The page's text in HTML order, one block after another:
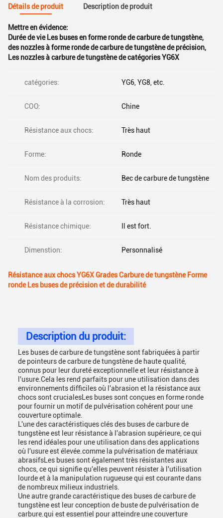
Détails de produit Description de produit
Mettre en évidence:
Durée de vie Les buses en forme ronde de carbure de tungstène,
des nozzles à forme ronde de carbure de tungstène de précision,
Les nozzles à carbure de tungstène de catégories YG6X
catégories: YG6, YG8, etc.
COO: Chine
Résistance aux chocs: Très haut
Forme: Ronde
Nom des produits: Bec de carbure de tungstène
Résistance à la corrosion: Très haut
Résistance chimique: Il est fort.
Dimenstion: Personnalisé
Résistance aux chocs YG6X Grades Carbure de tungstène Forme
ronde Les buses de précision et de durabilité
Description du produit:
Les buses de carbure de tungstène sont fabriquées à partir
de pointeurs de carbure de tungstène de haute qualité,
connus pour leur dureté exceptionnelle et leur résistance à
l'usure.Cela les rend parfaits pour une utilisation dans des
environnements difficiles où l'abrasion et la résistance aux
chocs sont crucialesLes buses sont conçues en forme ronde
pour fournir un motif de pulvérisation cohérent pour une
couverture optimale.
L'une des caractéristiques clés des buses de carbure de
tungstène est leur résistance à l'abrasion supérieure, ce qui
les rend idéales pour une utilisation dans des applications
où l'usure est élevée.comme la pulvérisation de matériaux
abrasifsLes buses sont également très résistantes aux
chocs, ce qui signifie qu'elles peuvent résister à l'utilisation
lourde et à la manipulation rugueuse qui est courante dans
de nombreux milieux industriels.
Une autre grande caractéristique des buses de carbure de
tungstène est leur conception de buste de pulvérisation de
carbure.qui est essentiel pour atteindre une couverture